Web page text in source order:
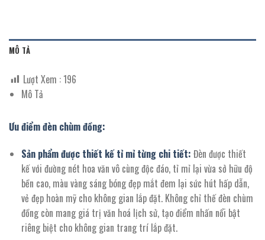
MÔ TẢ
Lượt Xem :196
Mô Tả
Ưu điểm đèn chùm đồng:
Sản phẩm được thiết kế tỉ mỉ từng chi tiết: Đèn được thiết
kế với đường nét hoa văn vô cùng độc đáo, tỉ mỉ lại vừa sở hữu độ
bền cao, màu vàng sáng bóng đẹp mắt đem lại sức hút hấp dẫn,
vẻ đẹp hoàn mỹ cho không gian lắp đặt. Không chỉ thế đèn chùm
đồng còn mang giá trị văn hoá lịch sử, tạo điểm nhấn nổi bật
riêng biệt cho không gian trang trí lắp đặt.